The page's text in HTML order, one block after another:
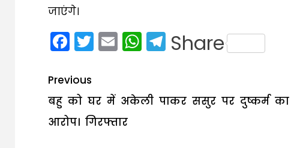
जाएंगे।
Facebook
Twitter
EmailWhatsApp
Telegram
Share
Post
navigation
Previous
बहु को घर में अकेली पाकर ससुर पर दुष्कर्म का
आरोप। गिरफ्तार